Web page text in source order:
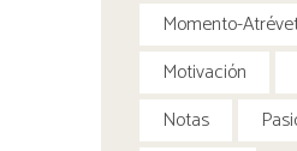
Momento-
Motivación
Notas